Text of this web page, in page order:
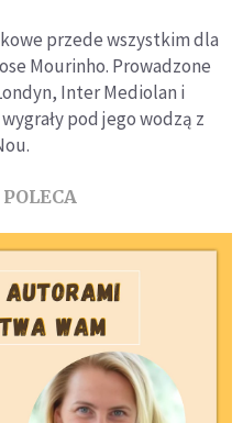
przede wszystkim dla
Mourinho. Prowadzone
Inter Mediolan i
pod jego wodzą z